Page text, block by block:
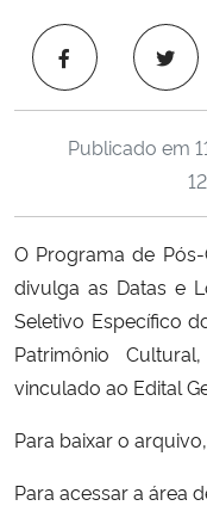
Ministério da Cidadania
Ministério da Ciência,
Ministério do Meio Ambiente
Ministério do Turismo
Ministério do
Publicado em
O Programa de
divulga as Datas e
Seletivo Específico
Patrimônio
vinculado ao Edital
Para baixar o
Para acessar a área